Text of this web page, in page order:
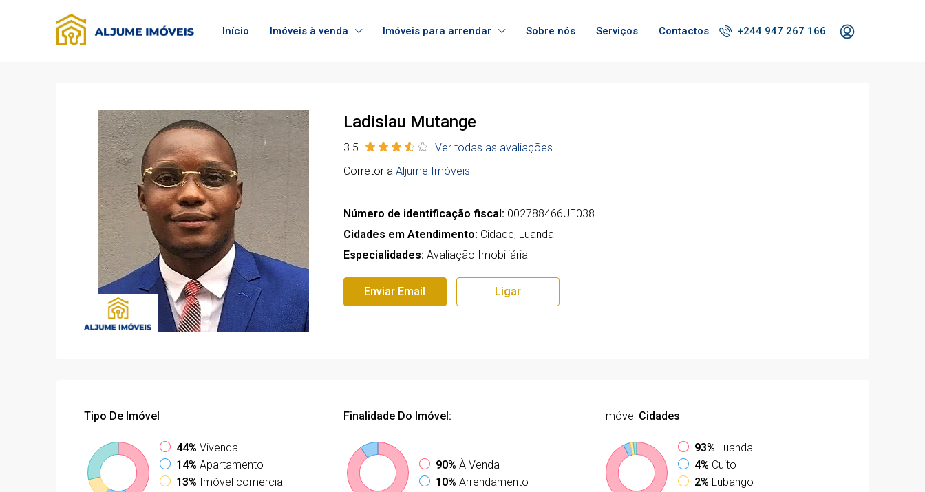
Início Imóveis à venda Imóveis para arrendar Sobre nós Serviços Contactos +244 947 267 166
Ladislau Mutange
3.5
Ver todas as avaliações
Corretor a Aljume Imóveis
Número de identificação fiscal: 002788466UE038
Cidades em Atendimento: Cidade, Luanda
Especialidades: Avaliação Imobiliária
Enviar Email Ligar
Tipo De Imóvel
44% Vivenda
14% Apartamento
13% Imóvel comercial
Finalidade Do Imóvel:
90% À Venda
10% Arrendamento
Imóvel Cidades
93% Luanda
4% Cuito
2% Lubango